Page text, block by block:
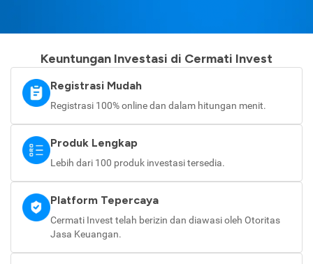
Keuntungan Investasi di Cermati Invest
Registrasi Mudah
Registrasi 100% online dan dalam hitungan menit.
Produk Lengkap
Lebih dari 100 produk investasi tersedia.
Platform Tepercaya
Cermati Invest telah berizin dan diawasi oleh Otoritas
Jasa Keuangan.